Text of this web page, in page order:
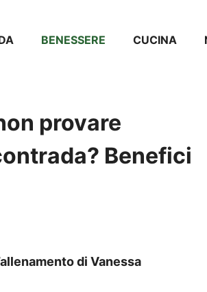
BENESSERE CUCINA
provare
Benefici
di Vanessa